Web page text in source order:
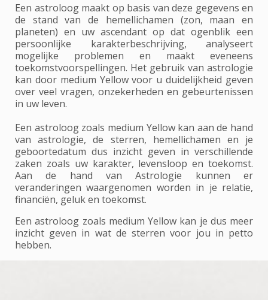
Een astroloog maakt op basis van deze gegevens en
de stand van de hemellichamen (zon, maan en
planeten) en uw ascendant op dat ogenblik een
persoonlijke karakterbeschrijving, analyseert
mogelijke problemen en maakt eveneens
toekomstvoorspellingen. Het gebruik van astrologie
kan door medium Yellow voor u duidelijkheid geven
over veel vragen, onzekerheden en gebeurtenissen
in uw leven.
Een astroloog zoals medium Yellow kan aan de hand
van astrologie, de sterren, hemellichamen en je
geboortedatum dus inzicht geven in verschillende
zaken zoals uw karakter, levensloop en toekomst.
Aan de hand van Astrologie kunnen er
veranderingen waargenomen worden in je relatie,
financiën, geluk en toekomst.
Een astroloog zoals medium Yellow kan je dus meer
inzicht geven in wat de sterren voor jou in petto
hebben.